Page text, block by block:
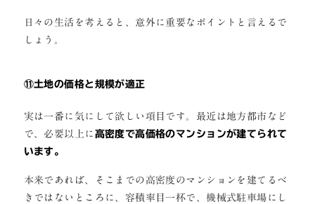
日々の生活を考えると、意外に重要なポイントと言えるで
しょう。
⑪土地の価格と規模が適正
実は一番に気にして欲しい項目です。最近は地方都市など
で、必要以上に 高密度で高価格のマンションが建てられて
います。
本来であれば、そこまでの高密度のマンションを建てるべ
きではないところに、容積率目一杯で、機械式駐車場にし